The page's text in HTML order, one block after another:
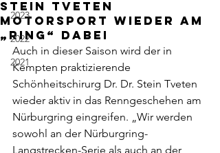
2023
2022
2021
Stein Tveten
Motorsport wieder am
„Ring“ dabei
Auch in dieser Saison wird der in
Kempten praktizierende
Schönheitschirurg Dr. Dr. Stein Tveten
wieder aktiv in das Renngeschehen am
Nürburgring eingreifen. „Wir werden
sowohl an der Nürburgring-
Langstrecken-Serie als auch an der